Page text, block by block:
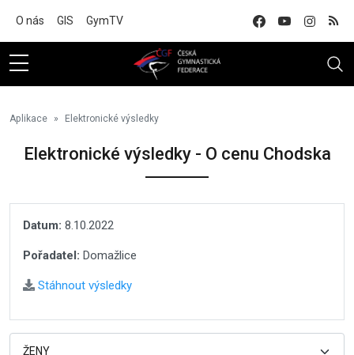
O nás GIS GymTV
Aplikace Elektronické výsledky
Elektronické výsledky - O cenu Chodska
Datum: 8.10.2022
Pořadatel: Domažlice
Stáhnout výsledky